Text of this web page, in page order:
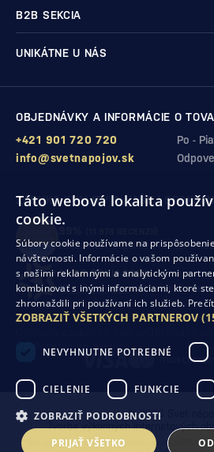
B2B SEKCIA
UNIKÁTNE U NÁS
OBJEDNÁVKY A INFORMÁCIE O
Po -
+421 901 720 720
info@svetnapojov.sk
ZÁRUKA KVALITY A VAŠEJ
zákazníkov odporúča nákup v
SHOP ROKU 2024
10. rok po sebesme získali
Odstúpenie od zmluvy
© 2026 Svet
Tvorba výkonných internetových
Táto stránka je chránená pomocou reCAPTCHA
Táto webová lokalita
cookie.
Súbory cookie používame na
návštevnosti. Informácie o vašom
s našimi reklamnými a analytickými
kombinovať s inými informáciami, ktoré
zhromaždili pri používaní ich služieb.
ZOBRAZIŤ VŠETKÝCH PARTNEROV
NEVYHNUTNE POTREBNÉ
CIELENIE FUNKCIE
ZOBRAZIŤ PODROBNOSTI
PRIJAŤ VŠETKO